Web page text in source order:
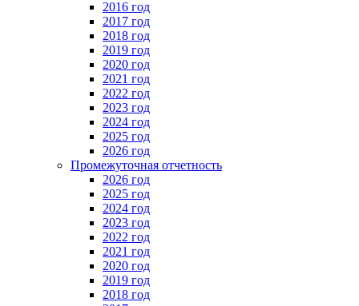
2016 год
2017 год
2018 год
2019 год
2020 год
2021 год
2022 год
2023 год
2024 год
2025 год
2026 год
Промежуточная отчетность
2026 год
2025 год
2024 год
2023 год
2022 год
2021 год
2020 год
2019 год
2018 год